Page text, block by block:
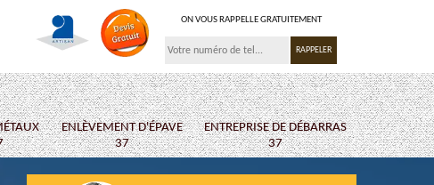
ON VOUS RAPPELLE GRATUITEMENT
ENLÈVEMENT D'ÉPAVE
37
ENTREPRISE DE DÉBARRAS
37